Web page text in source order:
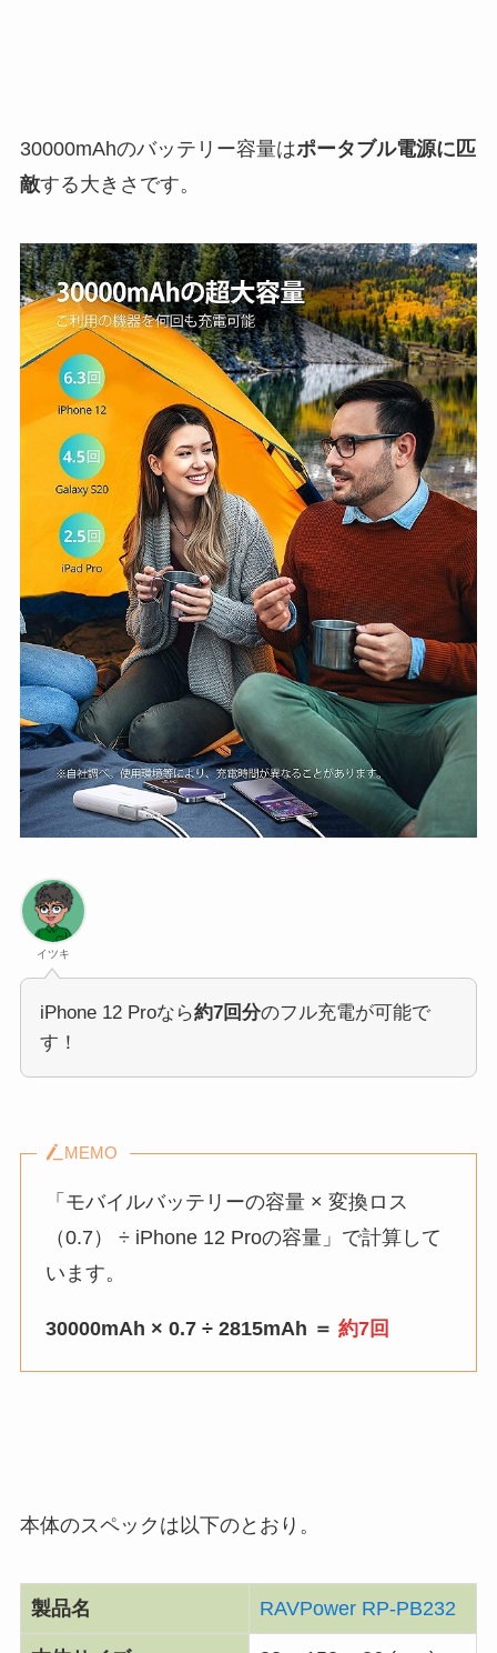
30000mAhのバッテリー容量はポータブル電源に匹
敵する大きさです。
イツキ
iPhone 12 Proなら約7回分のフル充電が可能で
す！
MEMO
「モバイルバッテリーの容量 × 変換ロス
（0.7） ÷ iPhone 12 Proの容量」で計算して
います。
30000mAh × 0.7 ÷ 2815mAh ＝約7回
本体のスペックは以下のとおり。
製品名 RAVPower RP-PB232